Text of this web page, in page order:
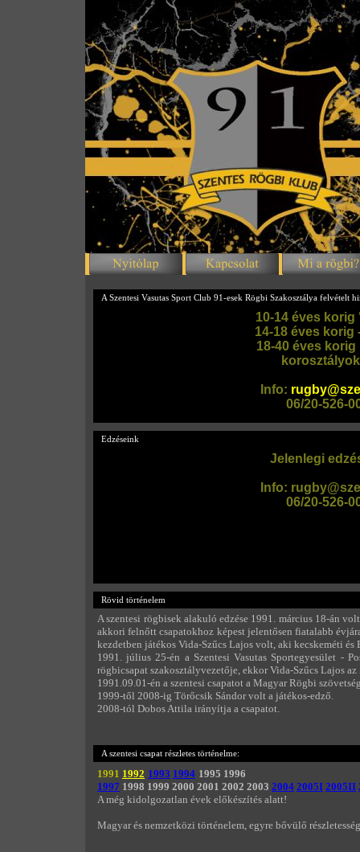
Szentes 91-esek Rögbi Klub
A Szentesi Vasutas Sport Club 91-esek Rögbi Szakosztálya felvételt
10-14 éves
14-18 éves
18-40 éves
Info:
06/20-526-
Edzéseink
Jelenlegi
Info:
06/20-526-
Rövid történelem
A szentesi rögbisek alakuló edzése 1991. március 18-án
akkori felnőtt csapatokhoz képest jelentősen fiatalabb
kezdetben játékos Vida-Szűcs Lajos volt, aki kecskeméti és
1991. július 25-én a Szentesi Vasutas Sportegyesület -
rögbicsapat szakosztályvezetője, ekkor Vida-Szűcs Lajos
1991.09.01-én a szentesi csapatot a Magyar Rögbi
1999-től 2008-ig Törőcsik Sándor volt a játékos-edző.
2008-tól Dobos Attila irányítja a csapatot.
A szentesi csapat részletes történelme:
1991 1992 1993 1994 1995 1996
1997 1998 1999 2000 2001 2002 2003 2004 2005I 2005II
A még kidolgozatlan évek előkészítés alatt!
Magyar és nemzetközi történelem, egyre bővülő